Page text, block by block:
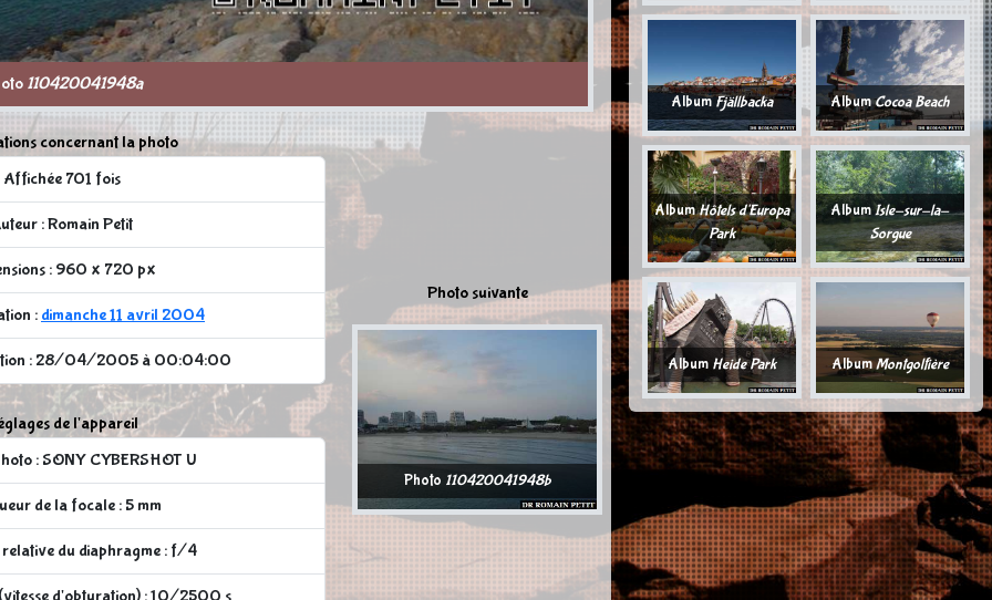
110420041948a
concernant la photo
Affichée 701 fois
: Romain Petit
: 960 x 720 px
: dimanche 11 avril 2004
: 28/04/2005 à 00:04:00
de l'appareil
: SONY CYBERSHOT U
de la focale : 5 mm
du diaphragme : f/4
d'obturation) : 10/2500 s
Photo suivante
Photo 110420041948b
AlbumFjällbacka AlbumCocoa Beach
AlbumHôtels d'Europa
Park
AlbumIsle-sur-la-
Sorgue
Album Heide Park AlbumMontgolfière